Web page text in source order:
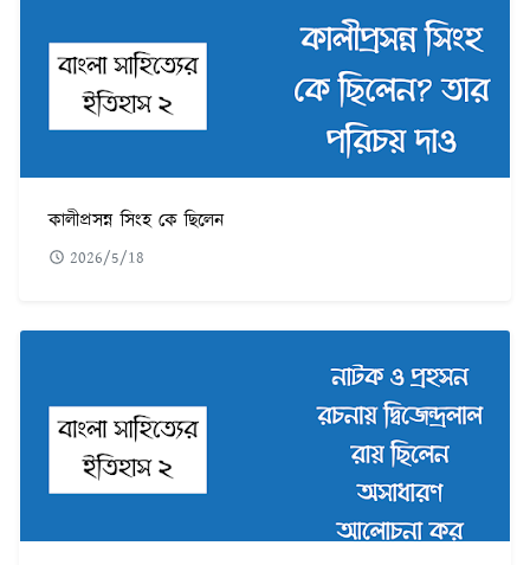
কালীপ্রসন্ন সিংহ কে ছিলেন
2026/5/18